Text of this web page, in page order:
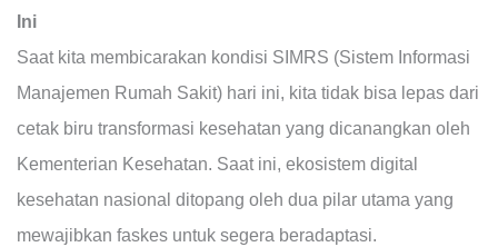
Ini
Saat kita membicarakan kondisi SIMRS (Sistem Informasi
Manajemen Rumah Sakit) hari ini, kita tidak bisa lepas dari
cetak biru transformasi kesehatan yang dicanangkan oleh
Kementerian Kesehatan. Saat ini, ekosistem digital
kesehatan nasional ditopang oleh dua pilar utama yang
mewajibkan faskes untuk segera beradaptasi.